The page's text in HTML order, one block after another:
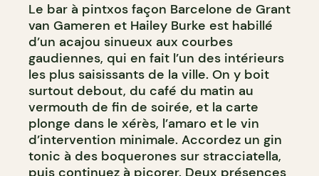
BAR À VIN
BAR À COCKTAIL
Le bar à pintxos façon Barcelone de Grant
van Gameren et Hailey Burke est habillé
d’un acajou sinueux aux courbes
gaudiennes, qui en fait l’un des intérieurs
les plus saisissants de la ville. On y boit
surtout debout, du café du matin au
vermouth de fin de soirée, et la carte
plonge dans le xérès, l’amaro et le vin
d’intervention minimale. Accordez un gin
tonic à des boquerones sur stracciatella,
puis continuez à picorer. Deux présences